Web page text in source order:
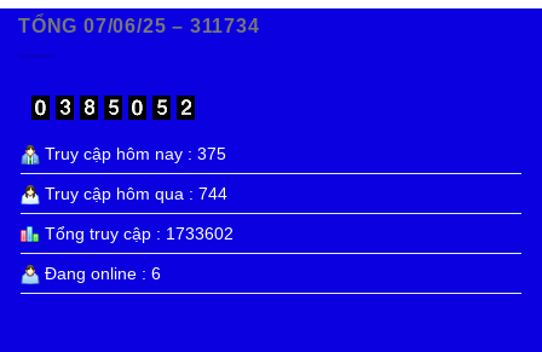
TỔNG 07/06/25 – 311734
Truy cập hôm nay : 375
Truy cập hôm qua : 744
Tổng truy cập : 1733602
Đang online : 6